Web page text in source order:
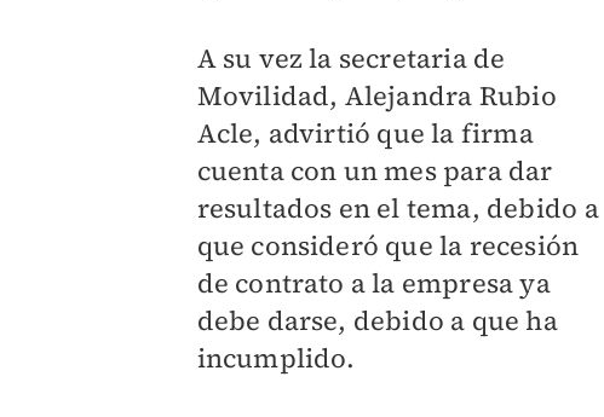
A su vez la secretaria de
Movilidad, Alejandra Rubio
Acle, advirtió que la firma
cuenta con un mes para dar
resultados en el tema, debido a
que consideró que la recesión
de contrato a la empresa ya
debe darse, debido a que ha
incumplido.